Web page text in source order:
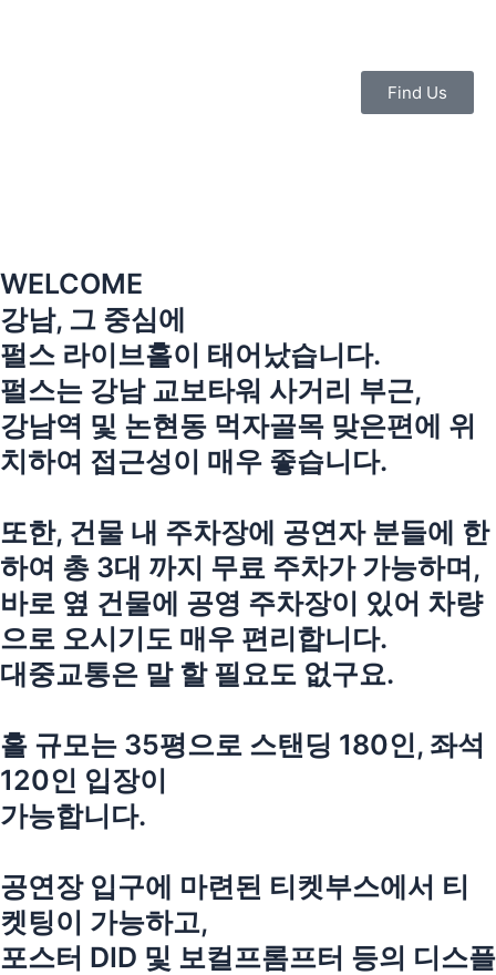
Find Us
WELCOME
강남, 그 중심에
펄스 라이브홀이 태어났습니다.
펄스는 강남 교보타워 사거리 부근,
강남역 및 논현동 먹자골목 맞은편에 위
치하여 접근성이 매우 좋습니다.
또한, 건물 내 주차장에 공연자 분들에 한
하여 총 3대 까지 무료 주차가 가능하며,
바로 옆 건물에 공영 주차장이 있어 차량
으로 오시기도 매우 편리합니다.
대중교통은 말 할 필요도 없구요.
홀 규모는 35평으로 스탠딩 180인, 좌석
120인 입장이
가능합니다.
공연장 입구에 마련된 티켓부스에서 티
켓팅이 가능하고,
포스터 DID 및 보컬프롬프터 등의 디스플